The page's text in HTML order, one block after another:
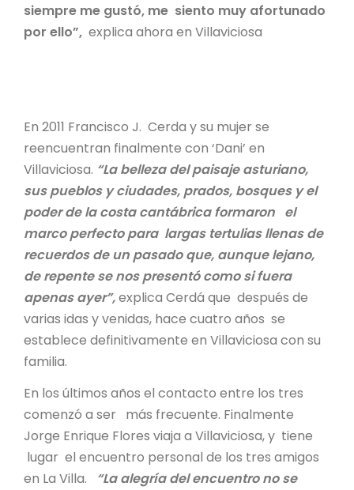
siempre me gustó, me siento muy afortunado
por ello”, explica ahora en Villaviciosa
En 2011 Francisco J. Cerda y su mujer se
reencuentran finalmente con ‘Dani’ en
Villaviciosa. “La belleza del paisaje asturiano,
sus pueblos y ciudades, prados, bosques y el
poder de la costa cantábrica formaron el
marco perfecto para largas tertulias llenas de
recuerdos de un pasado que, aunque lejano,
de repente se nos presentó como si fuera
apenas ayer”,explica Cerdá que después de
varias idas y venidas, hace cuatro años se
establece definitivamente en Villaviciosa con su
familia.
En los últimos años el contacto entre los tres
comenzó a ser más frecuente. Finalmente
Jorge Enrique Flores viaja a Villaviciosa, y tiene
lugar el encuentro personal de los tres amigos
en La Villa. “La alegría del encuentro no se